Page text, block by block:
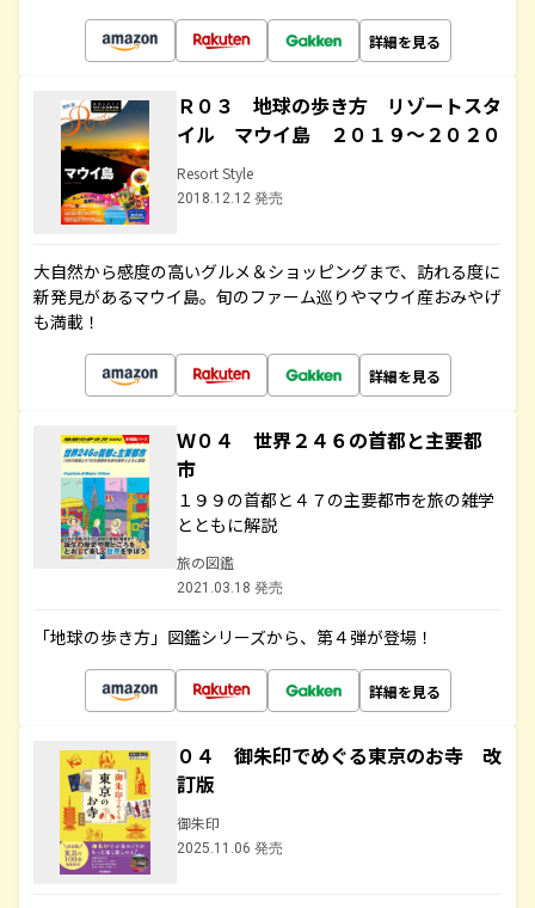
詳細を見る
Ｒ０３ 地球の歩き方 リゾートスタ
イル マウイ島 ２０１９～２０２０
Resort Style
2018.12.12 発売
大自然から感度の高いグルメ＆ショッピングまで、訪れる度に
新発見があるマウイ島。旬のファーム巡りやマウイ産おみやげ
も満載！
詳細を見る
Ｗ０４ 世界２４６の首都と主要都
市
１９９の首都と４７の主要都市を旅の雑学
とともに解説
旅の図鑑
2021.03.18 発売
「地球の歩き方」図鑑シリーズから、第４弾が登場！
詳細を見る
０４ 御朱印でめぐる東京のお寺 改
訂版
御朱印
2025.11.06 発売